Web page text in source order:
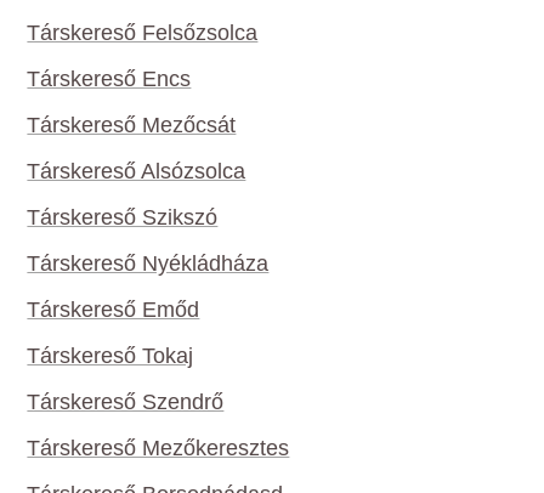
Társkereső Felsőzsolca
Társkereső Encs
Társkereső Mezőcsát
Társkereső Alsózsolca
Társkereső Szikszó
Társkereső Nyékládháza
Társkereső Emőd
Társkereső Tokaj
Társkereső Szendrő
Társkereső Mezőkeresztes